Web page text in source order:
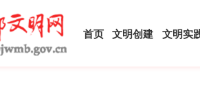
首页 文明创建 文明实